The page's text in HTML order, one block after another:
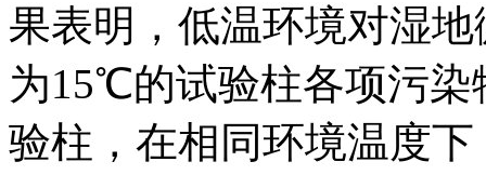
果表明，低温环境对湿
为15℃的试验柱各项污
验柱，在相同环境温度